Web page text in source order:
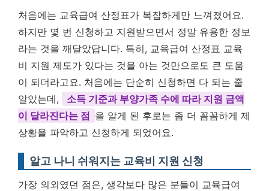
처음에는 교육급여 산정표가 복잡하게만 느껴졌어요.
하지만 몇 번 신청하고 지원받으면서 정말 유용한 정보
라는 것을 깨달았답니다. 특히, 교육급여 산정표 교육
비 지원 제도가 있다는 것을 아는 것만으로도 큰 도움
이 되더라고요. 처음에는 단순히 신청하면 다 되는 줄
알았는데,
소득 기준과 부양가족 수에 따라 지원 금액
이 달라진다는 점 을 알게 된 후로는 좀 더 꼼꼼하게 제
상황을 파악하고 신청하게 되었어요.
알고 나니 쉬워지는 교육비 지원 신청
가장 의외였던 점은, 생각보다 많은 분들이 교육급여